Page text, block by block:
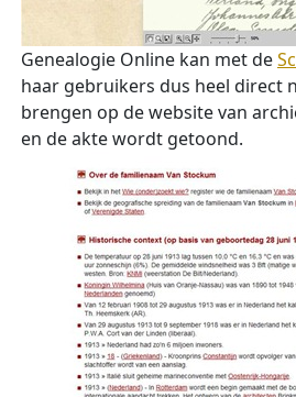
Genealogie Online kan met de
haar gebruikers dus heel direct
brengen op de website van
en de akte wordt getoond.